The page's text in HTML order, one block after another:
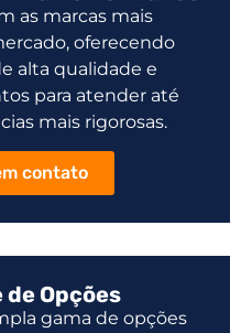
as marcas mais
oferecendo
alta qualidade e
para atender até
mais rigorosas.
contato
Opções
gama de opções